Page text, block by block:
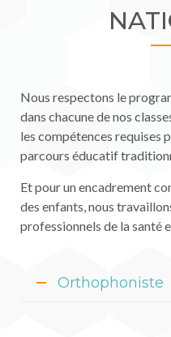
Nous respectons le
dans chacune de nos
les compétences requises
parcours éducatif
Et pour un encadrement
des enfants, nous
professionnels de la santé
Orthophoniste